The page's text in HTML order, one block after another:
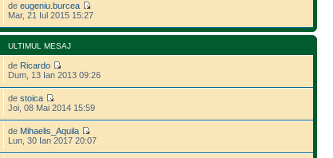
deeugeniu.burcea
Mar, 21 Iul 2015 15:27
ULTIMUL MESAJ
de Ricardo
Dum, 13 Ian 2013 09:26
destoica
Joi, 08 Mai 2014 15:59
de Mihaelis_Aquila
Lun, 30 Ian 2017 20:07